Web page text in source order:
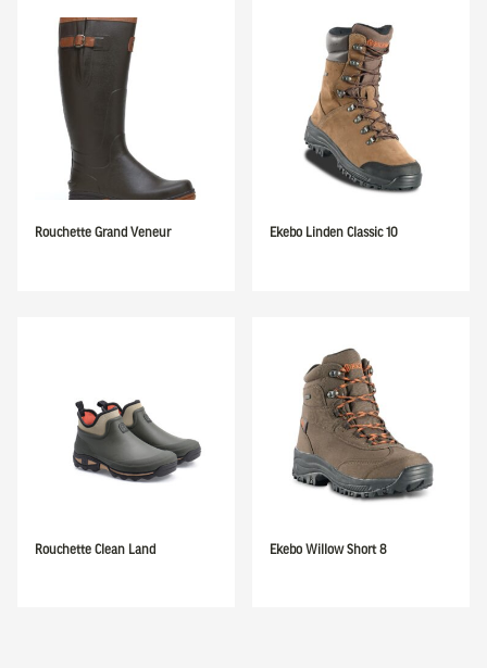
Rouchette Grand Veneur Ekebo Linden Classic 10
Rouchette Clean Land Ekebo Willow Short 8